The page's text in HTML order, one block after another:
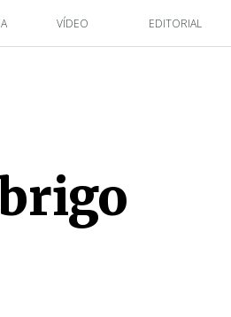
VÍDEO EDITORIAL